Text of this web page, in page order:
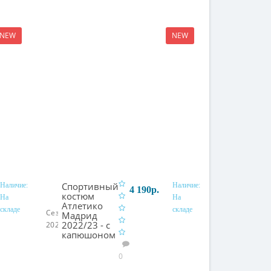
NEW
Наличие:
На
складе
NEW
Сезон:
2022/23
Спортивный
костюм
Атлетико
Мадрид
2022/23 - с
капюшоном
0
4 190р.
В корзину
Наличие:
На
складе